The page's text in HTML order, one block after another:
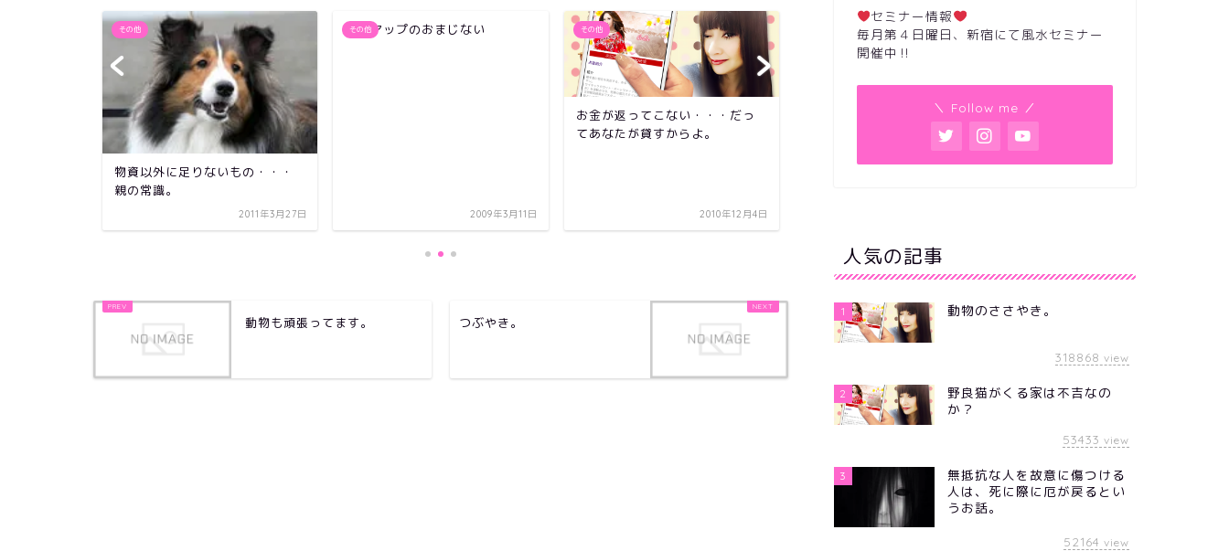
その他
物資以外に足りないもの・・・
親の常識。
2011年3月27日
その他
金運アップのおまじない
2009年3月11日
その他
お金が返ってこない・・・だっ
てあなたが貸すからよ。
2010年12月4日
その他
金運アップのおまじない
動物も頑張ってます。 つぶやき。
セミナー情報
毎月第４日曜日、新宿にて風水セミナー
開催中‼︎
＼ Follow me ／
人気の記事
1 動物のささやき。
318868 view
2
野良猫がくる家は不吉なの
か？
53433 view
3
無抵抗な人を故意に傷つける
人は、死に際に厄が戻るとい
うお話。
52164 view